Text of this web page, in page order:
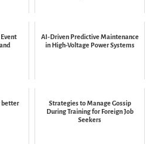
AI-Driven Predictive Maintenance
in High-Voltage Power Systems
better
Strategies to Manage Gossip
During Training for Foreign Job
Seekers